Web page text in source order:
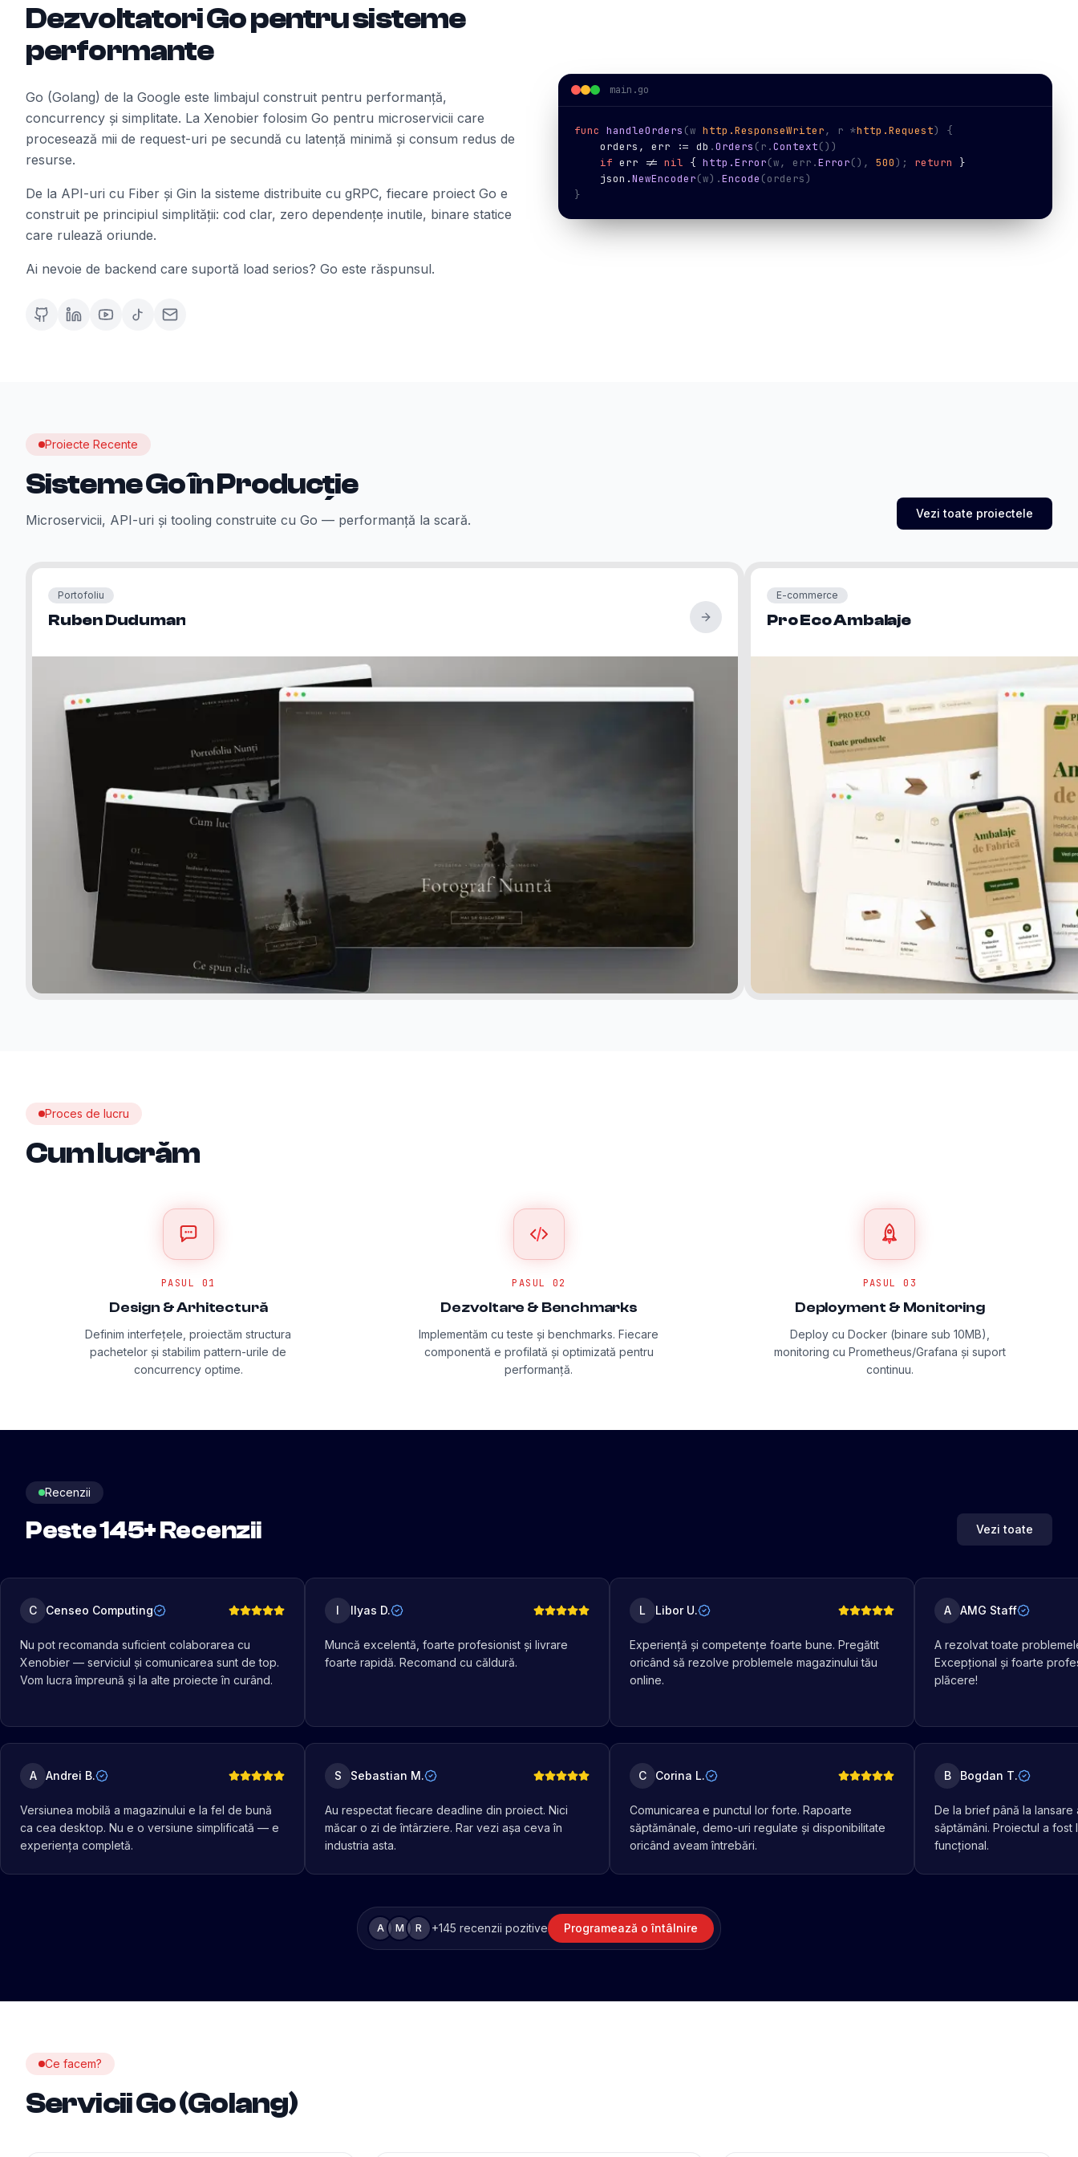
Dezvoltatori Go pentru sisteme
performante
Go (Golang) de la Google este limbajul construit pentru performanță,
concurrency și simplitate. La Xenobier folosim Go pentru microservicii care
procesează mii de request-uri pe secundă cu latență minimă și consum redus de
resurse.
De la API-uri cu Fiber și Gin la sisteme distribuite cu gRPC, fiecare proiect Go e
construit pe principiul simplității: cod clar, zero dependențe inutile, binare statice
care rulează oriunde.
Ai nevoie de backend care suportă load serios? Go este răspunsul.
main.go
func handleOrders (w http.ResponseWriter, r *http.Request) {
    orders, err :=
db .Orders (r.Context())
    if
err != nil { http.Error(w, err.Error(), 500); return
}
    json.
NewEncoder(w).Encode (orders)
}
Proiecte Recente
Sisteme Go în Producție
Microservicii, API-uri și tooling construite cu Go — performanță la scară. Vezi toate proiectele
Portofoliu
Ruben Duduman
E-commerce
Pro Eco Ambalaje
Proces de lucru
Cum lucrăm
PASUL 01
Design & Arhitectură
Definim interfețele, proiectăm structura
pachetelor și stabilim pattern-urile de
concurrency optime.
PASUL 02
Dezvoltare & Benchmarks
Implementăm cu teste și benchmarks. Fiecare
componentă e profilată și optimizată pentru
performanță.
PASUL03
Deployment & Monitoring
Deploy cu Docker (binare sub 10MB),
monitoring cu Prometheus/Grafana și suport
continuu.
Recenzii
Peste145+ Recenzii Vezi toate
C Censeo Computing
Nu pot recomanda suficient colaborarea cu
Xenobier — serviciul și comunicarea sunt de top.
Vom lucra împreună și la alte proiecte în curând.
I Ilyas D.
Muncă excelentă, foarte profesionist și livrare
foarte rapidă. Recomand cu căldură.
L Libor U.
Experiență și competențe foarte bune. Pregătit
oricând să rezolve problemele magazinului tău
online.
A AMG Staff
A rezolvat toate
Excepțional și foarte
plăcere!
A Andrei B.
Versiunea mobilă a magazinului e la fel de bună
ca cea desktop. Nu e o versiune simplificată — e
experiența completă.
S Sebastian M.
Au respectat fiecare deadline din proiect. Nici
măcar o zi de întârziere. Rar vezi așa ceva în
industria asta.
C Corina L.
Comunicarea e punctul lor forte. Rapoarte
săptămânale, demo-uri regulate și disponibilitate
oricând aveam întrebări.
B Bogdan T.
De la brief până la
săptămâni. Proiectul a fost
funcțional.
A M R +145 recenzii pozitive Programează o întâlnire
Ce facem?
Servicii Go (Golang)